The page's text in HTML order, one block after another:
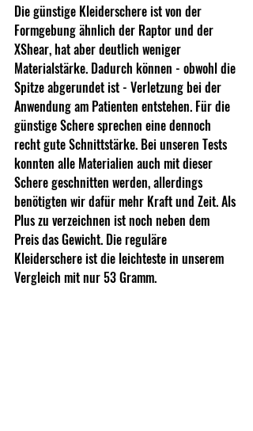
Die günstige Kleiderschere ist von der
Formgebung ähnlich der Raptor und der
XShear, hat aber deutlich weniger
Materialstärke. Dadurch können - obwohl die
Spitze abgerundet ist - Verletzung bei der
Anwendung am Patienten entstehen. Für die
günstige Schere sprechen eine dennoch
recht gute Schnittstärke. Bei unseren Tests
konnten alle Materialien auch mit dieser
Schere geschnitten werden, allerdings
benötigten wir dafür mehr Kraft und Zeit. Als
Plus zu verzeichnen ist noch neben dem
Preis das Gewicht. Die reguläre
Kleiderschere ist die leichteste in unserem
Vergleich mit nur 53 Gramm.